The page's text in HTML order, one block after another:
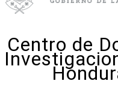
Centro de